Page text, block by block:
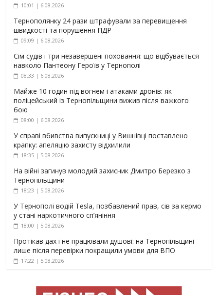
10:01 | 6.08.2026
Тернополянку 24 рази штрафували за перевищення
швидкості та порушення ПДР
09:09 | 6.08.2026
Сім судів і три незавершені поховання: що відбувається
навколо Пантеону Героїв у Тернополі
08:33 | 6.08.2026
Майже 10 годин під вогнем і атаками дронів: як
поліцейський із Тернопільщини вижив після важкого
бою
08:00 | 6.08.2026
У справі вбивства випускниці у Вишнівці поставлено
крапку: апеляцію захисту відхилили
18:35 | 5.08.2026
На війні загинув молодий захисник Дмитро Березко з
Тернопільщини
18:23 | 5.08.2026
У Тернополі водій Tesla, позбавлений прав, сів за кермо
у стані наркотичного сп’яніння
18:00 | 5.08.2026
Протікав дах і не працювали душові: на Тернопільщині
лише після перевірки покращили умови для ВПО
17:22 | 5.08.2026